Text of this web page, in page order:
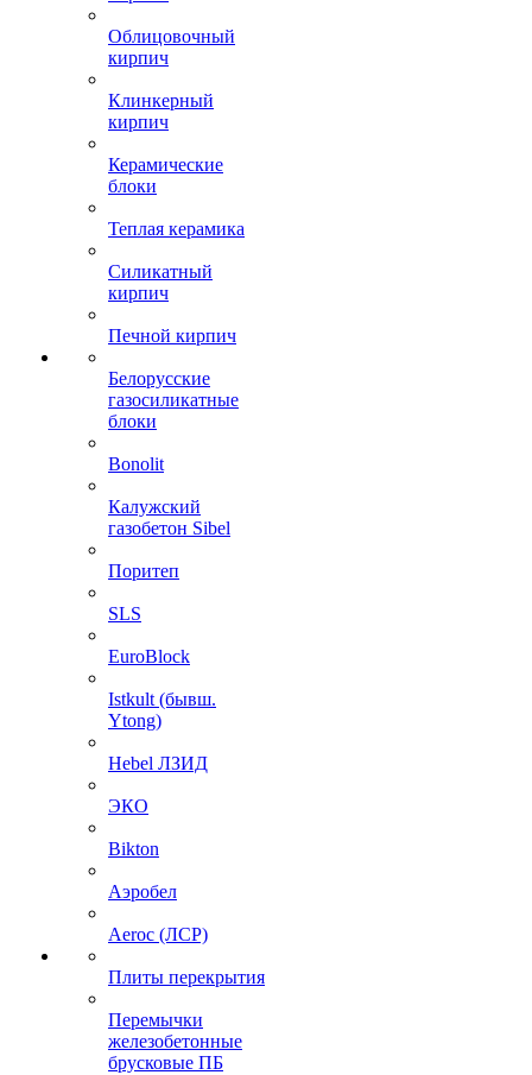
Облицовочный
кирпич
Клинкерный
кирпич
Керамические
блоки
Теплая керамика
Силикатный
кирпич
Печной кирпич
Белорусские
газосиликатные
блоки
Bonolit
Калужский
газобетон Sibel
Поритеп
SLS
EuroBlock
Istkult (бывш.
Ytong)
Hebel ЛЗИД
ЭКО
Bikton
Аэробел
Aeroc (ЛСР)
Плиты перекрытия
Перемычки
железобетонные
брусковые ПБ